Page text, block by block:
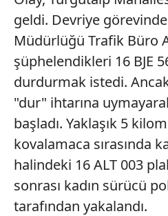
geldi. Devriye
Müdürlüğü Trafik Büro
şüphelendikleri 16 BJE
durdurmak istedi.
"dur" ihtarına
başladı. Yaklaşık 5
kovalamaca sırasında
halindeki 16 ALT 003
sonrası kadın sürücü
tarafından yakalandı.